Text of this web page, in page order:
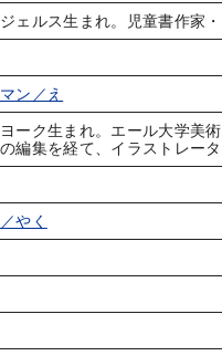
ェルス生まれ。児童書作家
ン／え
ーク生まれ。エール大学美
編集を経て、イラストレータ
やく